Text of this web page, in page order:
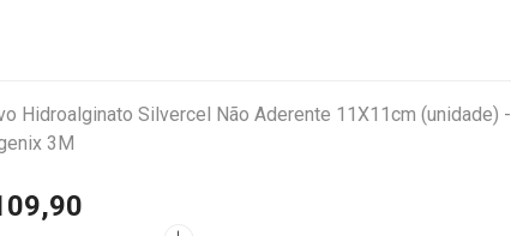
Hidroalginato Silvercel Não Aderente 11X11cm (unidade) -
3M